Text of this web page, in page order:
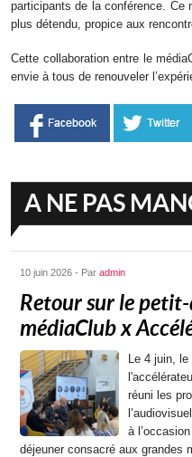
participants de la conférence. Ce
plus détendu, propice aux
Cette collaboration entre le
envie à tous de renouveler
A NE PAS
10 juin 2026 - Par admin
Retour sur le
médiaClub x
Le 4 juin,
réuni les
à
déjeuner consacré aux grandes